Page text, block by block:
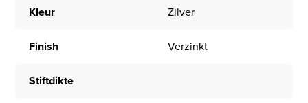
Kleur Zilver
Finish Verzinkt
Stiftdikte